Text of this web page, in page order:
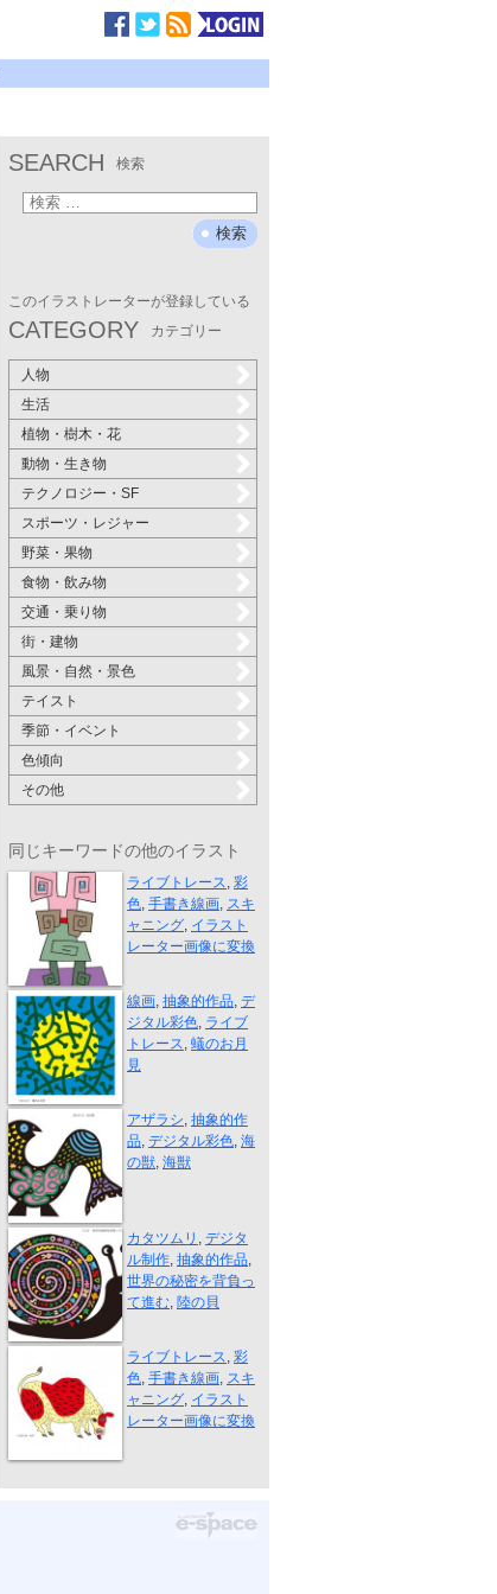
SEARCH 検索
このイラストレーターが登録している
CATEGORY カテゴリー
人物
生活
植物・樹木・花
動物・生き物
テクノロジー・SF
スポーツ・レジャー
野菜・果物
食物・飲み物
交通・乗り物
街・建物
風景・自然・景色
テイスト
季節・イベント
色傾向
その他
同じキーワードの他のイラスト
抽象画家
ライブトレース, 彩
色, 手書き線画, スキ
ャニング, イラスト
レーター画像に変換
蟻のお月見
線画, 抽象的作品, デ
ジタル彩色, ライブ
トレース, 蟻のお月
見
海の獣
アザラシ, 抽象的作
品, デジタル彩色, 海
の獣, 海獣
世界の秘密を...
カタツムリ , デジタ
ル制作, 抽象的作品,
世界の秘密を背負っ
て進む, 陸の貝
花子
ライブトレース, 彩
色, 手書き線画, スキ
ャニング, イラスト
レーター画像に変換